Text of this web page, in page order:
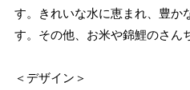
す。きれいな水に恵まれ、豊か
す。その他、お米や錦鯉のさん
＜デザイン＞